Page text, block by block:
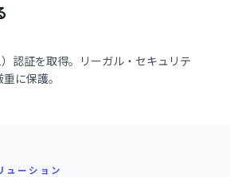
認証を取得。リーガル・セキュリテ
に保護。
ーション